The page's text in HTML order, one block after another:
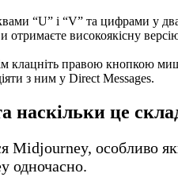
“U” і “V” та цифрами у
високоякісну
правою кнопкою
з ним у Direct Messages.
наскільки це
Midjourney, особливо
одночасно.